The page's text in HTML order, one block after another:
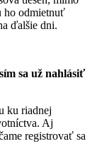
ho odmietnuť
ďalšie dni.
sa už nahlásiť
ku riadnej
Aj
registrovať sa